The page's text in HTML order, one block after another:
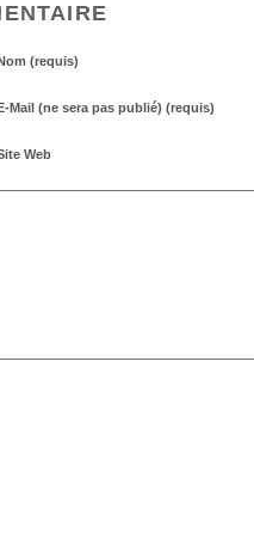
(requis)
Mail (ne sera pas publié) (requis)
Web